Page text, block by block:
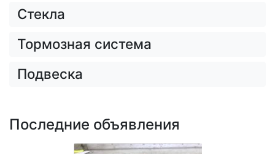
Стекла
Тормозная система
Подвеска
Последние объявления